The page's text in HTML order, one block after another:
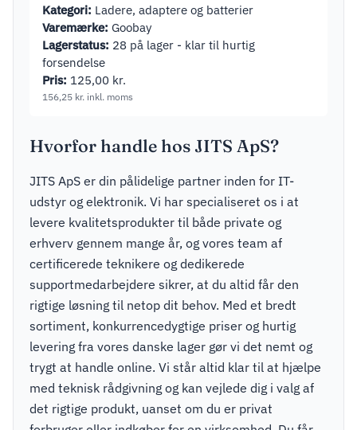
Kategori: Ladere, adaptere og batterier
Varemærke: Goobay
Lagerstatus: 28 på lager - klar til hurtig
forsendelse
Pris: 125,00 kr.
156,25 kr. inkl. moms
Hvorfor handle hos JITS ApS?
JITS ApS er din pålidelige partner inden for IT-
udstyr og elektronik. Vi har specialiseret os i at
levere kvalitetsprodukter til både private og
erhverv gennem mange år, og vores team af
certificerede teknikere og dedikerede
supportmedarbejdere sikrer, at du altid får den
rigtige løsning til netop dit behov. Med et bredt
sortiment, konkurrencedygtige priser og hurtig
levering fra vores danske lager gør vi det nemt og
trygt at handle online. Vi står altid klar til at hjælpe
med teknisk rådgivning og kan vejlede dig i valg af
det rigtige produkt, uanset om du er privat